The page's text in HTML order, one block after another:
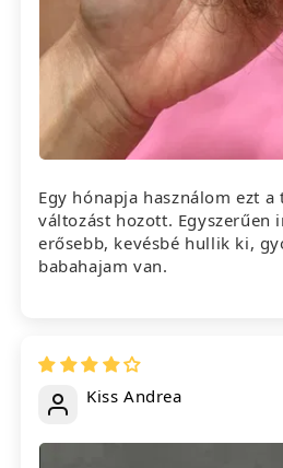
Egy hónapja használom ezt
változást hozott. Egyszerűen
erősebb, kevésbé hullik ki,
babahajam van.
Kiss Andrea